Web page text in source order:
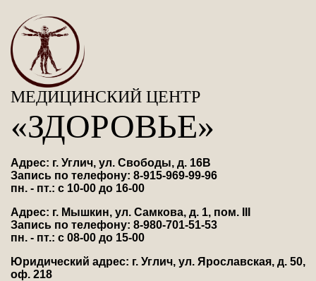
МЕДИЦИНСКИЙ ЦЕНТР
«ЗДОРОВЬЕ»
Адрес: г. Углич, ул. Свободы, д. 16В
Запись по телефону: 8-915-969-99-96
пн. - пт.: с 10-00 до 16-00
Адрес: г. Мышкин, ул. Самкова, д. 1, пом. III
Запись по телефону: 8-980-701-51-53
пн. - пт.: с 08-00 до 15-00
Юридический адрес: г. Углич, ул. Ярославская, д. 50,
оф. 218